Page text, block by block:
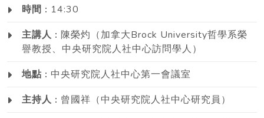
時間 : 14:30
主講人 : 陳榮灼（加拿大Brock University哲學系榮
譽教授、中央研究院人社中心訪問學人）
地點 : 中央研究院人社中心第一會議室
主持人 : 曾國祥（中央研究院人社中心研究員）